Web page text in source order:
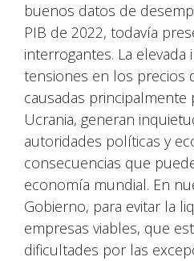
buenos datos de
PIB de 2022, todavía
interrogantes. La elevada
tensiones en los precios
causadas principalmente
Ucrania, generan
autoridades políticas y
consecuencias que
economía mundial. En
Gobierno, para evitar la
empresas viables, que
dificultades por las